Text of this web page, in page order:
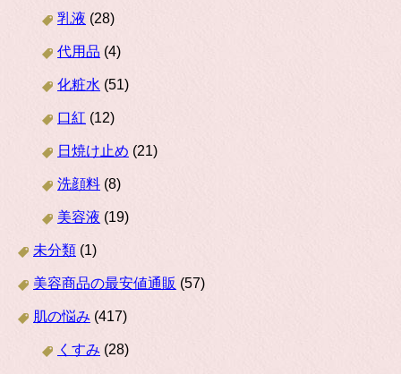
乳液 (28)
代用品 (4)
化粧水 (51)
口紅 (12)
日焼け止め (21)
洗顔料 (8)
美容液 (19)
未分類 (1)
美容商品の最安値通販 (57)
肌の悩み (417)
くすみ (28)